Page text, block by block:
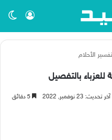
تسجيل
تفسير الأحلام
بالتفصيل
آخر تحديث: 23 نوفمبر, 2022